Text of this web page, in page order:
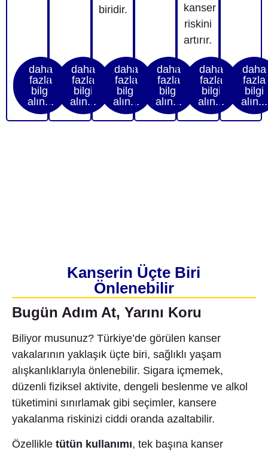
daha
fazla
bilgi
alın...
daha
fazla
bilgi
alın...
biridir.
daha
fazla
bilgi
alın...
daha
fazla
bilgi
alın...
kanser
riskini
artırır.
daha
fazla
bilgi
alın...
daha
fazla
bilgi
alın...
Kanserin Üçte Biri
Önlenebilir
Bugün Adım At, Yarını Koru
Biliyor musunuz? Türkiye’de görülen kanser
vakalarının yaklaşık üçte biri, sağlıklı yaşam
alışkanlıklarıyla önlenebilir. Sigara içmemek,
düzenli fiziksel aktivite, dengeli beslenme ve alkol
tüketimini sınırlamak gibi seçimler, kansere
yakalanma riskinizi ciddi oranda azaltabilir.
Özellikle tütün kullanımı, tek başına kanser